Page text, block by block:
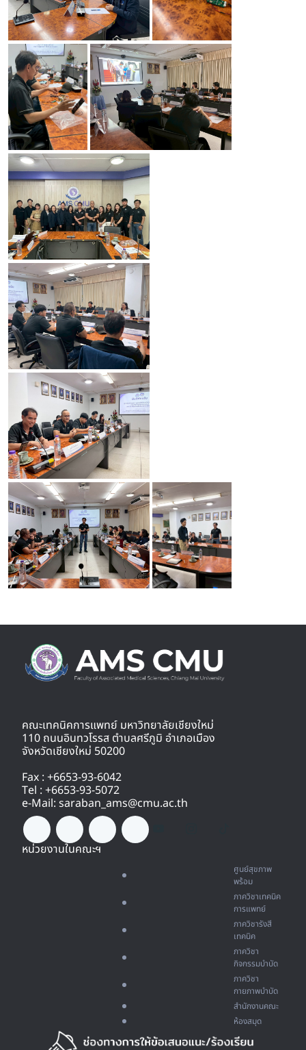
คณะเทคนิคการแพทย์ มหาวิทยาลัยเชียงใหม่
110 ถนนอินทวโรรส ตำบลศรีภูมิ อำเภอเมือง
จังหวัดเชียงใหม่ 50200
Fax : +6653-93-6042
Tel : +6653-93-5072
e-Mail: saraban_ams@cmu.ac.th
หน่วยงานในคณะฯ
ศูนย์สุขภาพ
พร้อม
ภาควิชาเทคนิค
การแพทย์
ภาควิชารังสี
เทคนิค
ภาควิชา
กิจกรรมบำบัด
ภาควิชา
กายภาพบำบัด
สำนักงานคณะ
ห้องสมุด